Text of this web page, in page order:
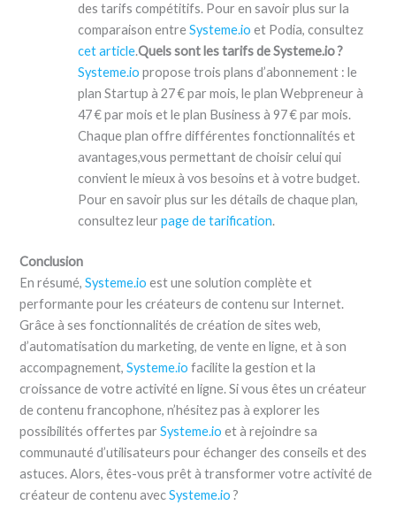
des tarifs compétitifs. Pour en savoir plus sur la
comparaison entreSysteme.io et Podia, consultez
cet article.Quels sont les tarifs de Systeme.io ?
Systeme.io propose trois plans d’abonnement : le
plan Startup à 27 € par mois, le plan Webpreneur à
47 € par mois et le plan Business à 97 € par mois.
Chaque plan offre différentes fonctionnalités et
avantages,vous permettant de choisir celui qui
convient le mieux à vos besoins et à votre budget.
Pour en savoir plus sur les détails de chaque plan,
consultez leurpage de tarification.
Conclusion
En résumé,Systeme.io est une solution complète et
performante pour les créateurs de contenu sur Internet.
Grâce à ses fonctionnalités de création de sites web,
d’automatisation du marketing, de vente en ligne, et à son
accompagnement,Systeme.io facilite la gestion et la
croissance de votre activité en ligne. Si vous êtes un créateur
de contenu francophone, n’hésitez pas à explorer les
possibilités offertes parSysteme.io et à rejoindre sa
communauté d’utilisateurs pour échanger des conseils et des
astuces. Alors, êtes-vous prêt à transformer votre activité de
créateur de contenu avecSysteme.io ?